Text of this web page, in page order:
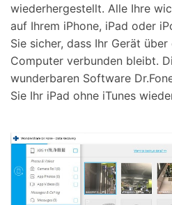
wiederhergestellt. Alle Ihre
auf Ihrem iPhone, iPad oder
Sie sicher, dass Ihr Gerät
Computer verbunden bleibt.
wunderbaren Software
Sie Ihr iPad ohne iTunes